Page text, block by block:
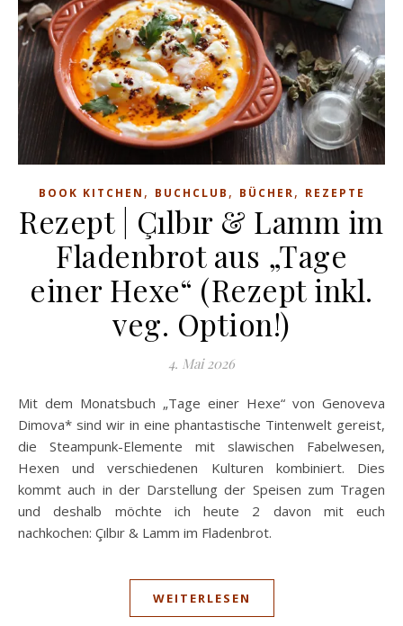
BOOK KITCHEN , BUCHCLUB , BÜCHER, REZEPTE
Rezept | Çılbır & Lamm im
Fladenbrot aus „Tage
einer Hexe“ (Rezept inkl.
veg. Option!)
4. Mai 2026
Mit dem Monatsbuch „Tage einer Hexe“ von Genoveva
Dimova* sind wir in eine phantastische Tintenwelt gereist,
die Steampunk-Elemente mit slawischen Fabelwesen,
Hexen und verschiedenen Kulturen kombiniert. Dies
kommt auch in der Darstellung der Speisen zum Tragen
und deshalb möchte ich heute 2 davon mit euch
nachkochen: Çılbır & Lamm im Fladenbrot.
WEITERLESEN